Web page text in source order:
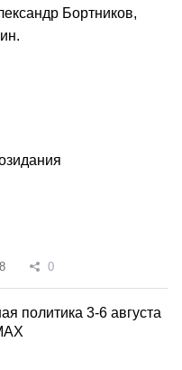
Бортников,
0
политика 3-6 августа